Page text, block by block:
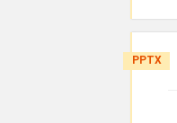
PPTX